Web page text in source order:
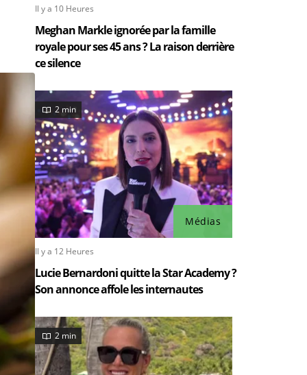
Il y a 10 Heures
Meghan Markle ignorée par la famille
royale pour ses 45 ans ? La raison derrière
ce silence
Médias
2 min
Il y a 12 Heures
Lucie Bernardoni quitte la Star Academy ?
Son annonce affole les internautes
2 min